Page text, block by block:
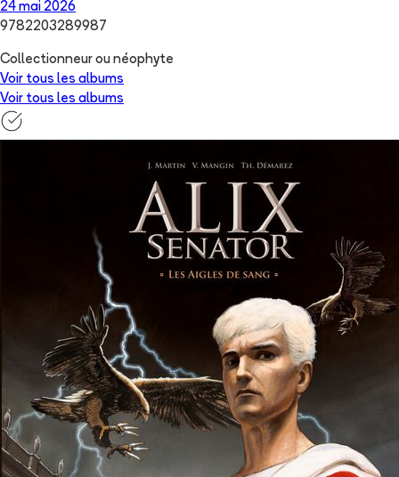
24 mai 2026
9782203289987
Collectionneur ou néophyte
Voir tous les albums
Voir tous les albums